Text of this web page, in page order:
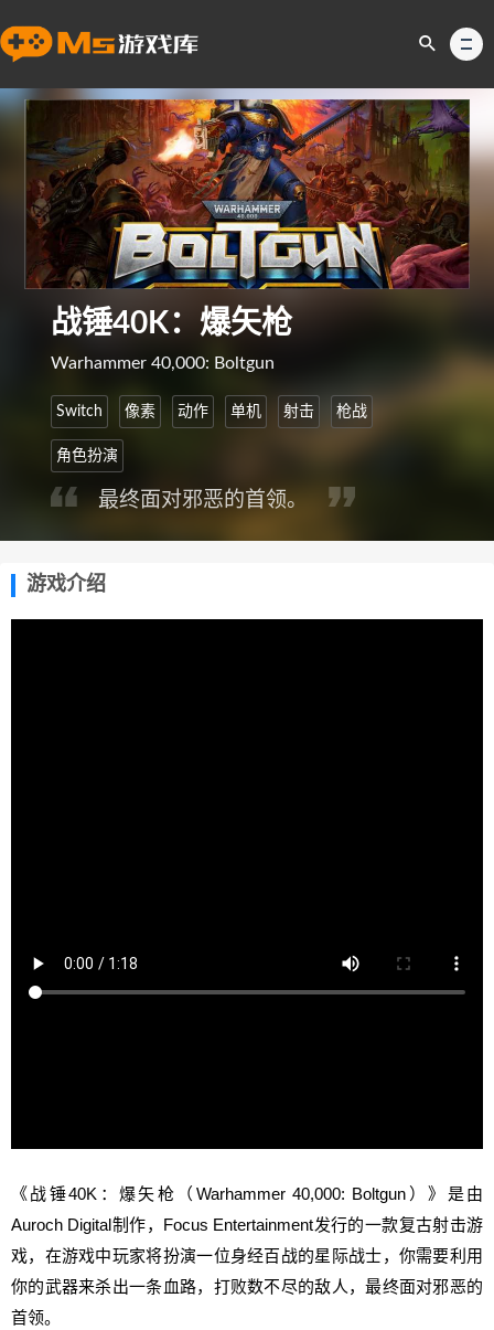
战锤40K：爆矢枪
Warhammer 40,000: Boltgun
Switch 像素 动作 单机 射击 枪战
角色扮演
最终面对邪恶的首领。
游戏介绍
《战锤40K：爆矢枪（Warhammer 40,000: Boltgun）》是由
Auroch Digital制作，Focus Entertainment发行的一款复古射击游
戏，在游戏中玩家将扮演一位身经百战的星际战士，你需要利用
你的武器来杀出一条血路，打败数不尽的敌人，最终面对邪恶的
首领。